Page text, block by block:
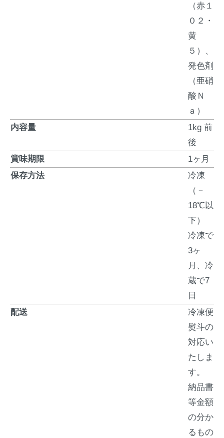
（赤１
０２・
黄
５）、
発色剤
（亜硝
酸Ｎ
ａ）
内容量
1kg 前
後
賞味期限
1ヶ月
保存方法
冷凍
（－
18℃以
下）
冷凍で
3ヶ
月、冷
蔵で7
日
配送
冷凍便
熨斗の
対応い
たしま
す。
納品書
等金額
の分か
るもの